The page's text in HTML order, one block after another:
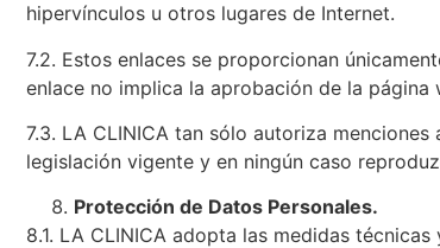
hipervínculos u otros lugares de Internet.
7.2. Estos enlaces se proporcionan
enlace no implica la aprobación de la
7.3. LA CLINICA tan sólo autoriza
legislación vigente y en ningún caso
Protección de Datos Personales.
8.1. LA CLINICA adopta las medidas